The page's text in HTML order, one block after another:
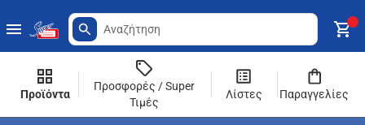
Προϊόντα
Προσφορές / Super
Τιμές
Λίστες Παραγγελίες